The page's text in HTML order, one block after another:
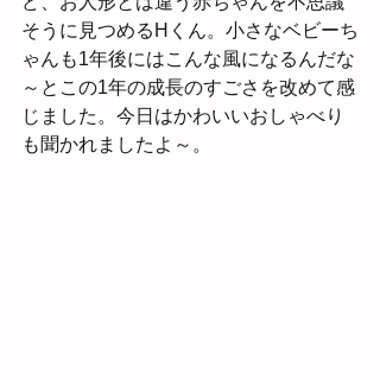
そうに見つめるHくん。小さなベビーち
ゃんも1年後にはこんな風になるんだな
～とこの1年の成長のすごさを改めて感
じました。今日はかわいいおしゃべり
も聞かれましたよ～。